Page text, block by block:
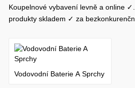
Koupelnové vybavení levně a online
produkty skladem ✓ za
Vodovodní Baterie A Sprchy